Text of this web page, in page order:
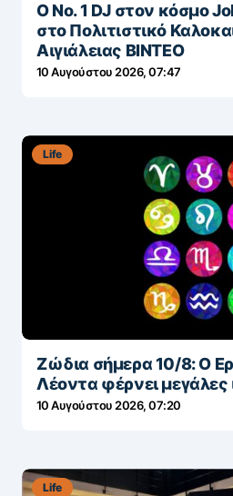
Ο Νο. 1 DJ στον κόσμο
στο Πολιτιστικό
Αιγιάλειας ΒΙΝΤΕΟ
10 Αυγούστου 2026, 07:47
Life
Ζώδια σήμερα 10/8: Ο
Λέοντα φέρνει μεγάλες
10 Αυγούστου 2026, 07:20
Life